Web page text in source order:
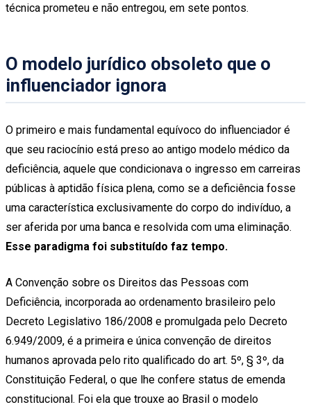
técnica prometeu e não entregou, em sete pontos.
O modelo jurídico obsoleto que o
influenciador ignora
O primeiro e mais fundamental equívoco do influenciador é
que seu raciocínio está preso ao antigo modelo médico da
deficiência, aquele que condicionava o ingresso em carreiras
públicas à aptidão física plena, como se a deficiência fosse
uma característica exclusivamente do corpo do indivíduo, a
ser aferida por uma banca e resolvida com uma eliminação.
Esse paradigma foi substituído faz tempo.
A Convenção sobre os Direitos das Pessoas com
Deficiência, incorporada ao ordenamento brasileiro pelo
Decreto Legislativo 186/2008 e promulgada pelo Decreto
6.949/2009, é a primeira e única convenção de direitos
humanos aprovada pelo rito qualificado do art. 5º, § 3º, da
Constituição Federal, o que lhe confere status de emenda
constitucional. Foi ela que trouxe ao Brasil o modelo